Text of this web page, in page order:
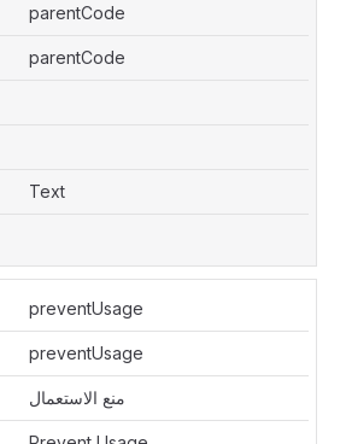
parentCode
parentCode
Text
preventUsage
preventUsage
منع الاستعمال